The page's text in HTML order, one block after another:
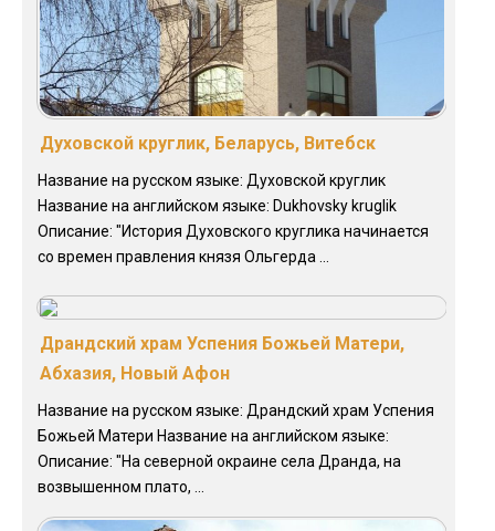
Духовской круглик, Беларусь, Витебск
Название на русском языке: Духовской круглик
Название на английском языке: Dukhovsky kruglik
Описание: "История Духовского круглика начинается
со времен правления князя Ольгерда ...
Драндский храм Успения Божьей Матери,
Абхазия, Новый Афон
Название на русском языке: Драндский храм Успения
Божьей Матери Название на английском языке:
Описание: "На северной окраине села Дранда, на
возвышенном плато, ...